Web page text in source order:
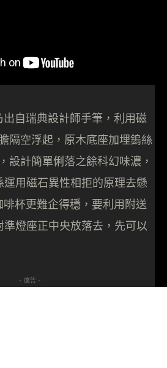
自瑞典設計師手筆，利用磁
隔空浮起，原木底座加埋鎢絲
設計簡單俐落之餘科幻味濃，
用磁石異性相拒的原理去懸
杯更難企得穩，要利用附送
燈座正中央放落去，先可以
- 廣告 -